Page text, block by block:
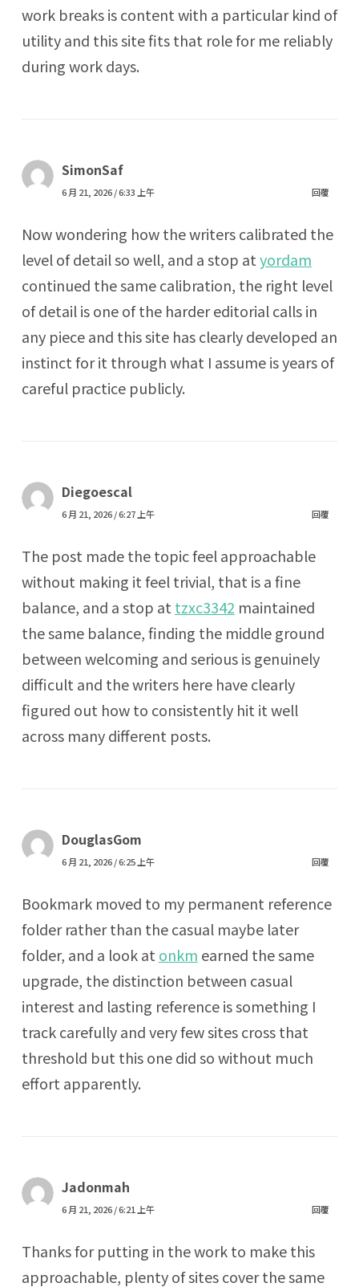
work breaks is content with a particular kind of
utility and this site fits that role for me reliably
during work days.
SimonSaf
6 月 21, 2026 / 6:33 上午 回覆
Now wondering how the writers calibrated the
level of detail so well, and a stop atyordam
continued the same calibration, the right level
of detail is one of the harder editorial calls in
any piece and this site has clearly developed an
instinct for it through what I assume is years of
careful practice publicly.
Diegoescal
6 月 21, 2026 / 6:27 上午 回覆
The post made the topic feel approachable
without making it feel trivial, that is a fine
balance, and a stop at tzxc3342 maintained
the same balance, finding the middle ground
between welcoming and serious is genuinely
difficult and the writers here have clearly
figured out how to consistently hit it well
across many different posts.
DouglasGom
6 月 21, 2026 / 6:25 上午 回覆
Bookmark moved to my permanent reference
folder rather than the casual maybe later
folder, and a look at onkm earned the same
upgrade, the distinction between casual
interest and lasting reference is something I
track carefully and very few sites cross that
threshold but this one did so without much
effort apparently.
Jadonmah
6 月 21, 2026 / 6:21 上午 回覆
Thanks for putting in the work to make this
approachable, plenty of sites cover the same